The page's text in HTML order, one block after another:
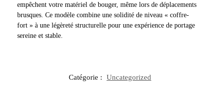
empêchent votre matériel de bouger, même lors de déplacements
brusques. Ce modèle combine une solidité de niveau « coffre-
fort » à une légèreté structurelle pour une expérience de portage
sereine et stable.
Catégorie : Uncategorized